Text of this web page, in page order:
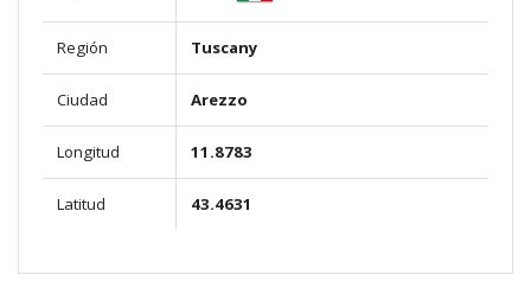
Región Tuscany
Ciudad Arezzo
Longitud 11.8783
Latitud 43.4631